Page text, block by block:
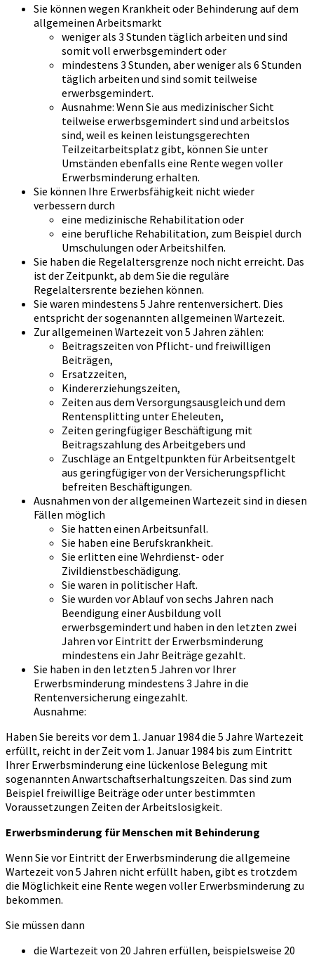
Sie können wegen Krankheit oder Behinderung auf dem
allgemeinen Arbeitsmarkt
weniger als 3 Stunden täglich arbeiten und sind
somit voll erwerbsgemindert oder
mindestens 3 Stunden, aber weniger als 6 Stunden
täglich arbeiten und sind somit teilweise
erwerbsgemindert.
Ausnahme: Wenn Sie aus medizinischer Sicht
teilweise erwerbsgemindert sind und arbeitslos
sind, weil es keinen leistungsgerechten
Teilzeitarbeitsplatz gibt, können Sie unter
Umständen ebenfalls eine Rente wegen voller
Erwerbsminderung erhalten.
Sie können Ihre Erwerbsfähigkeit nicht wieder
verbessern durch
eine medizinische Rehabilitation oder
eine berufliche Rehabilitation, zum Beispiel durch
Umschulungen oder Arbeitshilfen.
Sie haben die Regelaltersgrenze noch nicht erreicht. Das
ist der Zeitpunkt, ab dem Sie die reguläre
Regelaltersrente beziehen können.
Sie waren mindestens 5 Jahre rentenversichert. Dies
entspricht der sogenannten allgemeinen Wartezeit.
Zur allgemeinen Wartezeit von 5 Jahren zählen:
Beitragszeiten von Pflicht- und freiwilligen
Beiträgen,
Ersatzzeiten,
Kindererziehungszeiten,
Zeiten aus dem Versorgungsausgleich und dem
Rentensplitting unter Eheleuten,
Zeiten geringfügiger Beschäftigung mit
Beitragszahlung des Arbeitgebers und
Zuschläge an Entgeltpunkten für Arbeitsentgelt
aus geringfügiger von der Versicherungspflicht
befreiten Beschäftigungen.
Ausnahmen von der allgemeinen Wartezeit sind in diesen
Fällen möglich
Sie hatten einen Arbeitsunfall.
Sie haben eine Berufskrankheit.
Sie erlitten eine Wehrdienst- oder
Zivildienstbeschädigung.
Sie waren in politischer Haft.
Sie wurden vor Ablauf von sechs Jahren nach
Beendigung einer Ausbildung voll
erwerbsgemindert und haben in den letzten zwei
Jahren vor Eintritt der Erwerbsminderung
mindestens ein Jahr Beiträge gezahlt.
Sie haben in den letzten 5 Jahren vor Ihrer
Erwerbsminderung mindestens 3 Jahre in die
Rentenversicherung eingezahlt.
Ausnahme:
Haben Sie bereits vor dem 1. Januar 1984 die 5 Jahre Wartezeit
erfüllt, reicht in der Zeit vom 1. Januar 1984 bis zum Eintritt
Ihrer Erwerbsminderung eine lückenlose Belegung mit
sogenannten Anwartschaftserhaltungszeiten. Das sind zum
Beispiel freiwillige Beiträge oder unter bestimmten
Voraussetzungen Zeiten der Arbeitslosigkeit.
Erwerbsminderung für Menschen mit Behinderung
Wenn Sie vor Eintritt der Erwerbsminderung die allgemeine
Wartezeit von 5 Jahren nicht erfüllt haben, gibt es trotzdem
die Möglichkeit eine Rente wegen voller Erwerbsminderung zu
bekommen.
Sie müssen dann
die Wartezeit von 20 Jahren erfüllen, beispielsweise 20